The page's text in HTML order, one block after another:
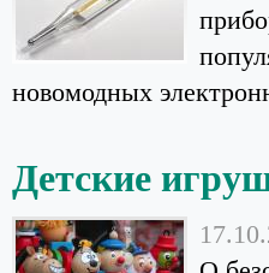
новомодных
Детские